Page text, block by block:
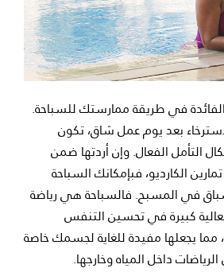
في طريقة ممارستك للسباحة.
بعد يوم عمل شاق، تكون
التأمل الفعال. وإن أردتها ضمن
الكارديو، فبإمكانك السباحة
في المسبح. فالسباحة هي رياضة
كبيرة في تحسين التنفس
مما يجعلها مفيدة للغاية لجسمك خاصة
داخل المياه وخارجها.